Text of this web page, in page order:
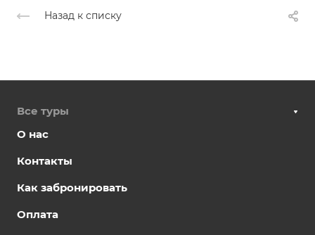
Назад к списку
Все туры
О нас
Контакты
Как забронировать
Оплата